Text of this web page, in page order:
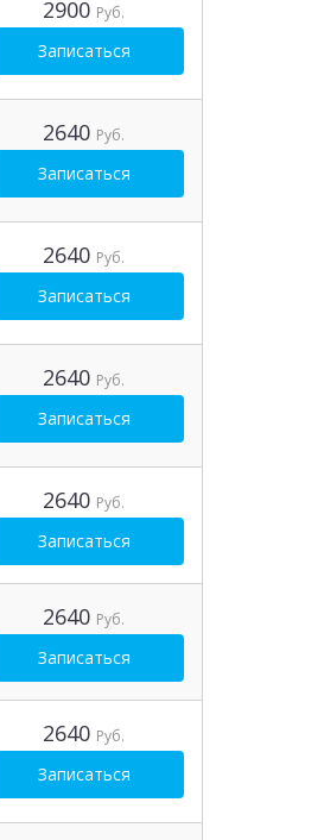
2900 Руб.
Записаться
2640 Руб.
Записаться
2640 Руб.
Записаться
2640 Руб.
Записаться
2640 Руб.
Записаться
2640 Руб.
Записаться
2640 Руб.
Записаться